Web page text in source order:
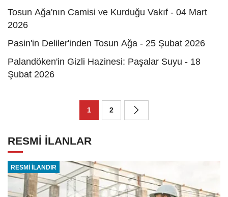
Tosun Ağa'nın Camisi ve Kurduğu Vakıf - 04 Mart
2026
Pasin'in Deliler'inden Tosun Ağa - 25 Şubat 2026
Palandöken'in Gizli Hazinesi: Paşalar Suyu - 18
Şubat 2026
1 2
RESMİ İLANLAR
RESMİ İLANDIR